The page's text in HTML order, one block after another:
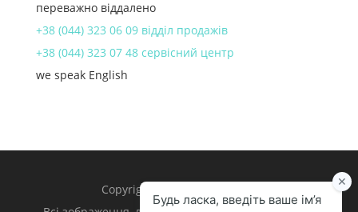
переважно віддалено
+38 (044) 323 06 09 відділ продажів
+38 (044) 323 07 48 сервісний центр
we speak English
Copyright 1998 – 2024 iLand.